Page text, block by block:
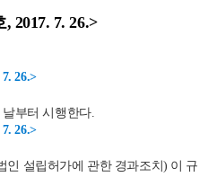
2017. 7. 26.>
26.>
부터 시행한다.
26.>
인 설립허가에 관한 경과조치) 이 규